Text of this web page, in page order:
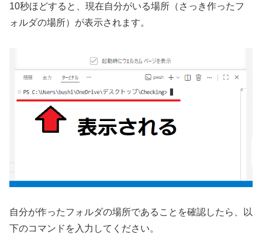
10秒ほどすると、現在自分がいる場所（さっき作ったフ
ォルダの場所）が表示されます。
自分が作ったフォルダの場所であることを確認したら、以
下のコマンドを入力してください。